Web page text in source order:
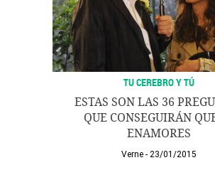
TU CEREBRO Y TÚ
ESTAS SON LAS 36
QUE CONSEGUIRÁN
ENAMORES
Verne 23/01/2015